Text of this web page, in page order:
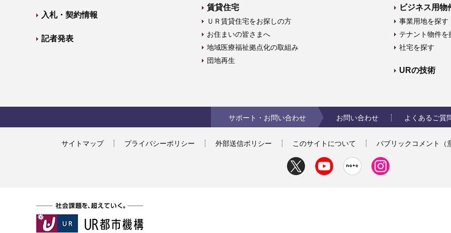
入札・契約情報
記者発表
賃貸住宅
ＵＲ賃貸住宅をお探しの方
お住まいの皆さまへ
地域医療福祉拠点化の取組み
団地再生
ビジネス用物
事業用地を探す
テナント物件を
社宅を探す
URの技術
サポート・お問い合わせ お問い合わせ よくあるご質
サイトマップ プライバシーポリシー 外部送信ポリシー このサイトについて パブリックコメント（